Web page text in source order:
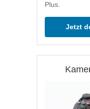
Plus.
Jetzt